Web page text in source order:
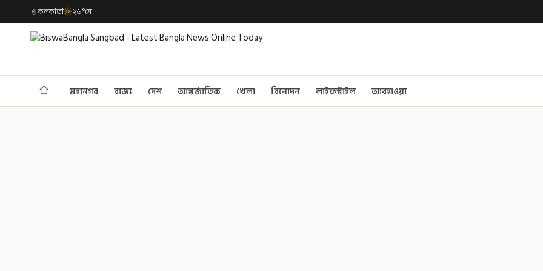
কলকাতা ২৬°সে
মহানগর রাজ্য দেশ আন্তর্জাতিক খেলা বিনোদন লাইফস্টাইল আবহাওয়া